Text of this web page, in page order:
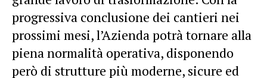
progressiva conclusione dei cantieri nei
prossimi mesi, l’Azienda potrà tornare alla
piena normalità operativa, disponendo
però di strutture più moderne, sicure ed